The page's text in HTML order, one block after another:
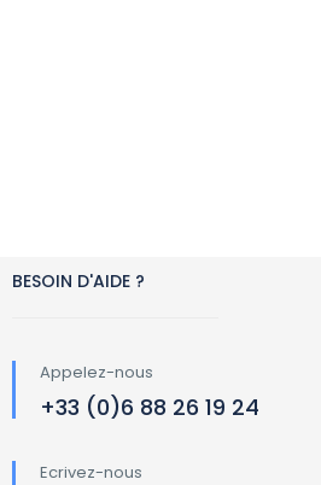
BESOIN D'AIDE ?
Appelez-nous
+33 (0)6 88 26 19 24
Ecrivez-nous